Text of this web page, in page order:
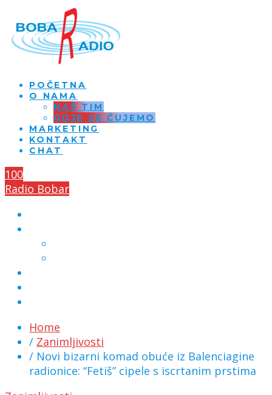
POČETNA
O NAMA
NAŠ TIM
GDJE SE ČUJEMO
MARKETING
KONTAKT
CHAT
100
Radio Bobar
Home
/ Zanimljivosti
/ Novi bizarni komad obuće iz Balenciagine
radionice: “Fetiš” cipele s iscrtanim prstima